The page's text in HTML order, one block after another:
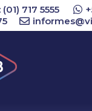
717 5555